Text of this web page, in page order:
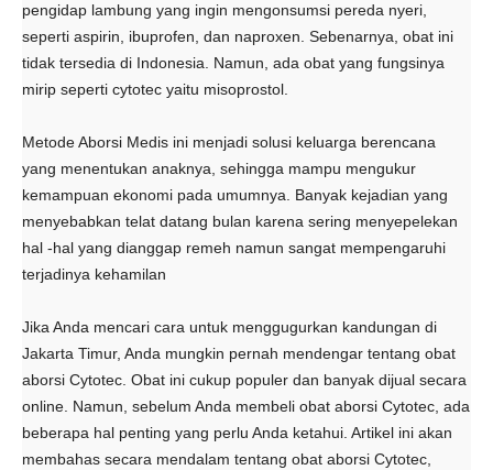
pengidap lambung yang ingin mengonsumsi pereda nyeri,
seperti aspirin, ibuprofen, dan naproxen. Sebenarnya, obat ini
tidak tersedia di Indonesia. Namun, ada obat yang fungsinya
mirip seperti cytotec yaitu misoprostol.
Metode Aborsi Medis ini menjadi solusi keluarga berencana
yang menentukan anaknya, sehingga mampu mengukur
kemampuan ekonomi pada umumnya. Banyak kejadian yang
menyebabkan telat datang bulan karena sering menyepelekan
hal -hal yang dianggap remeh namun sangat mempengaruhi
terjadinya kehamilan
Jika Anda mencari cara untuk menggugurkan kandungan di
Jakarta Timur, Anda mungkin pernah mendengar tentang obat
aborsi Cytotec. Obat ini cukup populer dan banyak dijual secara
online. Namun, sebelum Anda membeli obat aborsi Cytotec, ada
beberapa hal penting yang perlu Anda ketahui. Artikel ini akan
membahas secara mendalam tentang obat aborsi Cytotec,